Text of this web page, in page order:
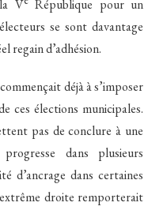
V République pour un
se sont davantage
regain d’adhésion.
déjà à s’imposer
ces élections municipales.
pas de conclure à une
dans plusieurs
d’ancrage dans certaines
droite remporterait